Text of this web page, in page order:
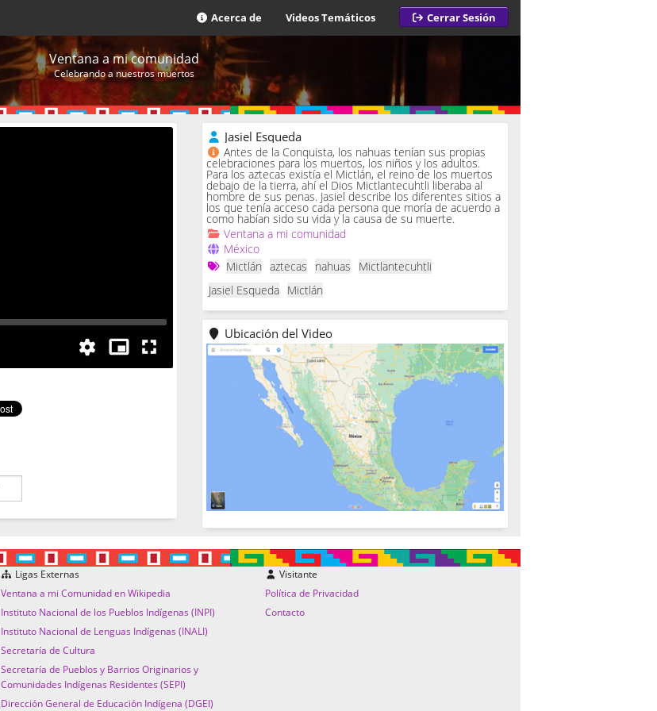
Acerca de Videos Temáticos Cerrar Sesión
Ventana a mi comunidad
Celebrando a nuestros muertos
Jasiel Esqueda
Antes de la Conquista, los nahuas tenían sus propias
celebraciones para los muertos, los niños y los adultos.
Para los aztecas existía el Mictlán, el reino de los muertos
debajo de la tierra, ahí el Dios Mictlantecuhtli liberaba al
hombre de sus penas. Jasiel describe los diferentes sitios a
los que tenía acceso cada persona que moría de acuerdo a
como habían sido su vida y la causa de su muerte.
Ventana a mi comunidad
México
Mictlán aztecas nahuas
Mictlantecuhtli
Jasiel Esqueda Mictlán
Ubicación del Video
Ligas Externas
Ventana a mi Comunidad en Wikipedia
Instituto Nacional de los Pueblos Indígenas (INPI)
Instituto Nacional de Lenguas Indígenas (INALI)
Secretaría de Cultura
Secretaría de Pueblos y Barrios Originarios y
Comunidades Indígenas Residentes (SEPI)
Dirección General de Educación Indígena (DGEI)
Visitante
Política de Privacidad
Contacto